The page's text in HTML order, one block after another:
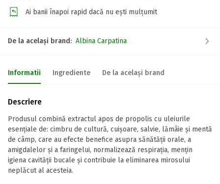
Ai banii înapoi rapid dacă nu ești mulțumit
De la același brand: Albina Carpatina
Informatii Ingrediente De la același brand
Descriere
Produsul combină extractul apos de propolis cu uleiurile
esențiale de: cimbru de cultură, cuișoare, salvie, lămâie și mentă
de câmp, care au efecte benefice asupra sănătății orale, a
amigdalelor și a faringelui, normalizează respirația, mențin
igiena cavității bucale și contribuie la eliminarea mirosului
neplăcut al acesteia.